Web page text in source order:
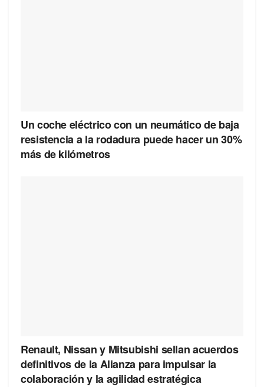
Un coche eléctrico con un neumático de baja
resistencia a la rodadura puede hacer un 30%
más de kilómetros
Renault, Nissan y Mitsubishi sellan acuerdos
definitivos de la Alianza para impulsar la
colaboración y la agilidad estratégica